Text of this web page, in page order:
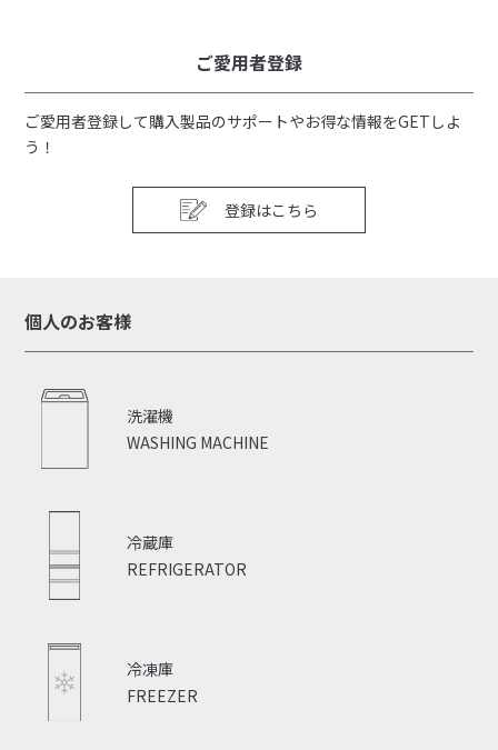
ご愛用者登録
ご愛用者登録して購入製品のサポートやお得な情報をGETしよ
う！
登録はこちら
個人のお客様
WASHING MACHINE
洗濯機
REFRIGERATOR
冷蔵庫
FREEZER
冷凍庫